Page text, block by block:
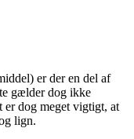
er der en del af
gælder dog ikke
dog meget vigtigt, at
lign.